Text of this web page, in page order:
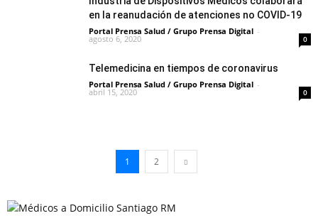
en la reanudación de atenciones no COVID-19
Portal Prensa Salud / Grupo Prensa Digital -
agosto 6, 2020 0
Telemedicina en tiempos de coronavirus
Portal Prensa Salud / Grupo Prensa Digital -
abril 15, 2020 0
1 2